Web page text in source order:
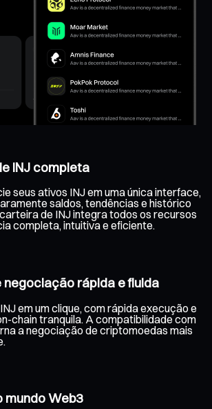
INJ completa
seus ativos INJ em uma única interface,
saldos, tendências e histórico
de INJ integra todos os recursos
completa, intuitiva e eficiente.
negociação rápida e fluida
em um clique, com rápida execução e
chain tranquila. A compatibilidade com
a negociação de criptomoedas mais
mundo Web3